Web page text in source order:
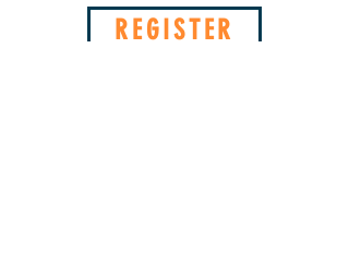
REGISTER